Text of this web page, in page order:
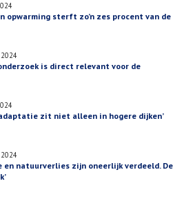
opwarming sterft zo’n zes procent van de
is direct relevant voor de
zit niet alleen in hogere dijken’
en natuurverlies zijn oneerlijk verdeeld. De